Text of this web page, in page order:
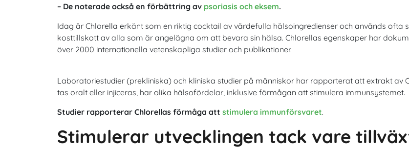
– De noterade också en förbättring av psoriasis och eksem.
Idag är Chlorella erkänt som en riktig cocktail av värdefulla hälsoingredienser och används ofta
kosttillskott av alla som är angelägna om att bevara sin hälsa. Chlorellas egenskaper har
över 2000 internationella vetenskapliga studier och publikationer.
Laboratoriestudier (prekliniska) och kliniska studier på människor har rapporterat att extrakt
tas oralt eller injiceras, har olika hälsofördelar, inklusive förmågan att stimulera immunsystemet.
Studier rapporterar Chlorellas förmåga att stimulera immunförsvaret.
Stimulerar utvecklingen tack vare